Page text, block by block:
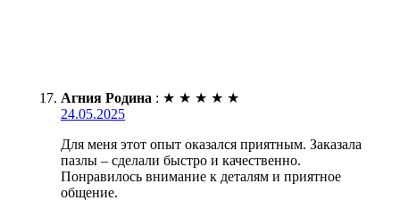
Агния Родина : ★ ★ ★ ★ ★
24.05.2025
Для меня этот опыт оказался приятным. Заказала
пазлы – сделали быстро и качественно.
Понравилось внимание к деталям и приятное
общение.